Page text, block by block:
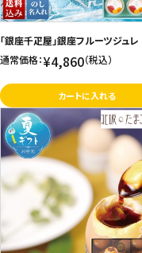
「銀座千疋屋」銀座フルーツジュレ
通常価格：¥4,860（税込）
カートに入れる